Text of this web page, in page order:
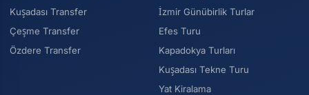
Kuşadası Transfer
Çeşme Transfer
Özdere Transfer
İzmir Günübirlik Turlar
Efes Turu
Kapadokya Turları
Kuşadası Tekne Turu
Yat Kiralama